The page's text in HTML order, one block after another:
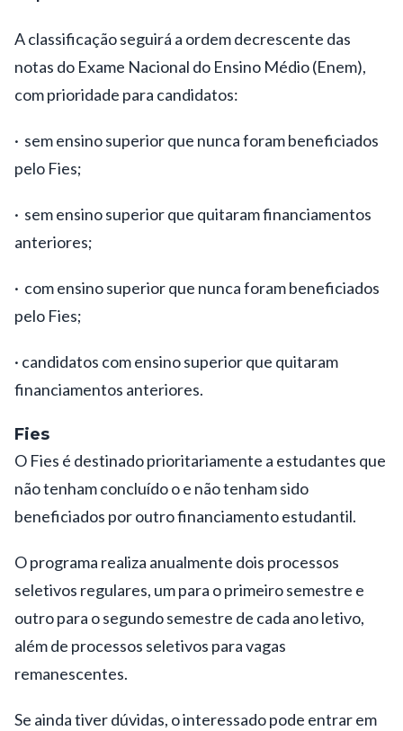
A classificação seguirá a ordem decrescente das
notas do Exame Nacional do Ensino Médio (Enem),
com prioridade para candidatos:
· sem ensino superior que nunca foram beneficiados
pelo Fies;
· sem ensino superior que quitaram financiamentos
anteriores;
· com ensino superior que nunca foram beneficiados
pelo Fies;
· candidatos com ensino superior que quitaram
financiamentos anteriores.
Fies
O Fies é destinado prioritariamente a estudantes que
não tenham concluído o e não tenham sido
beneficiados por outro financiamento estudantil.
O programa realiza anualmente dois processos
seletivos regulares, um para o primeiro semestre e
outro para o segundo semestre de cada ano letivo,
além de processos seletivos para vagas
remanescentes.
Se ainda tiver dúvidas, o interessado pode entrar em